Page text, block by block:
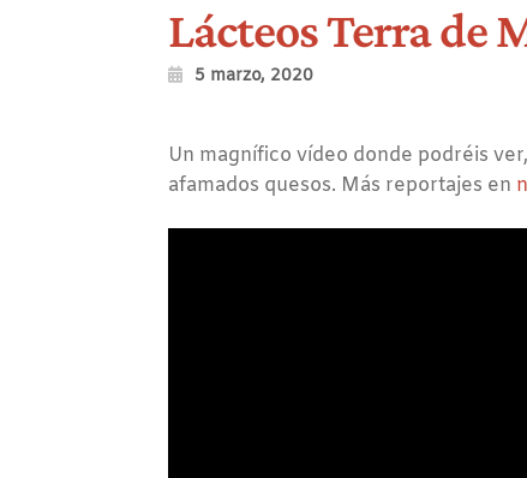
Lácteos Terra de
5 marzo, 2020
Un magnífico vídeo donde podréis
afamados quesos. Más reportajes en